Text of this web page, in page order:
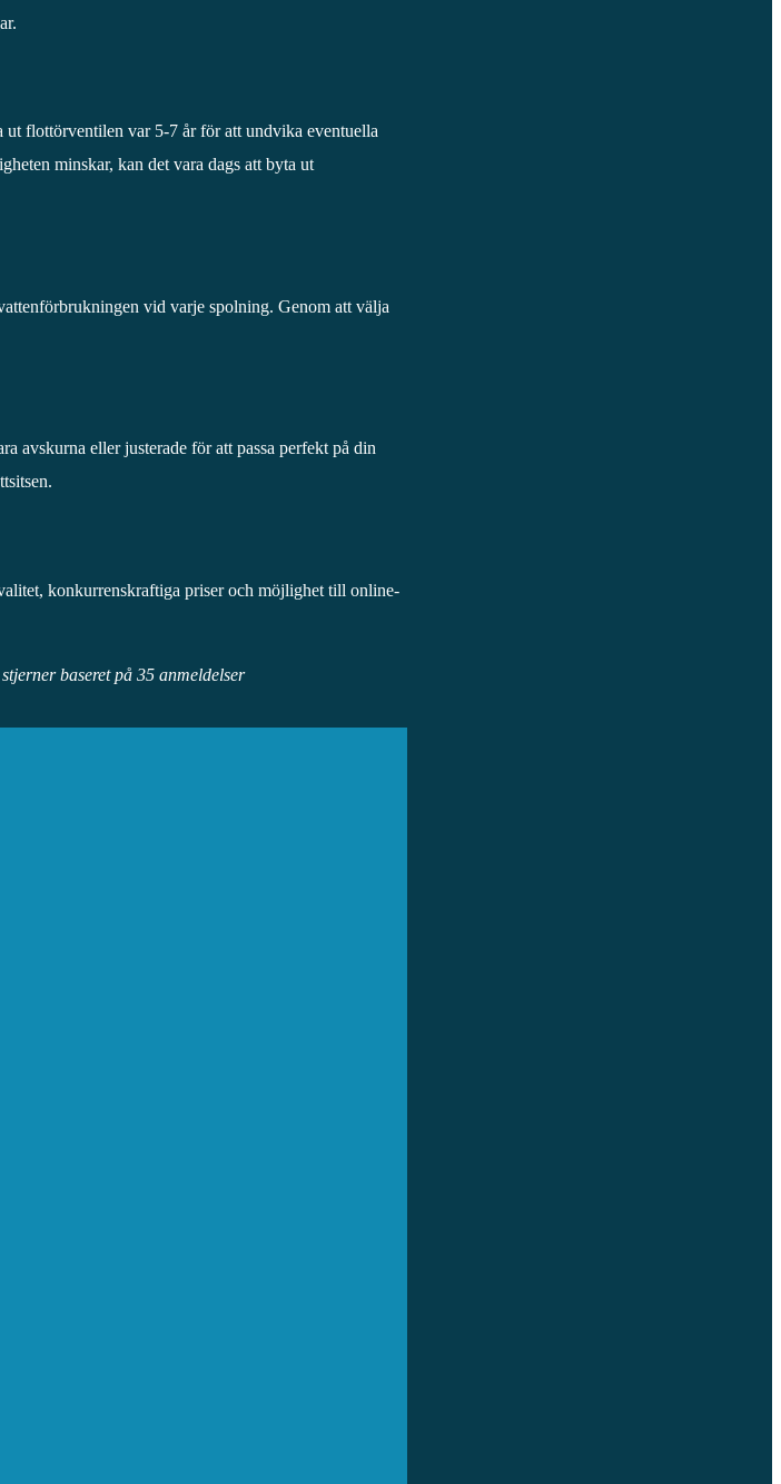
ut flottörventilen var 5-7 år för att undvika eventuella
minskar, kan det vara dags att byta ut
vid varje spolning. Genom att välja
avskurna eller justerade för att passa perfekt på din
konkurrenskraftiga priser och möjlighet till online-
stjerner baseret på 35 anmeldelser